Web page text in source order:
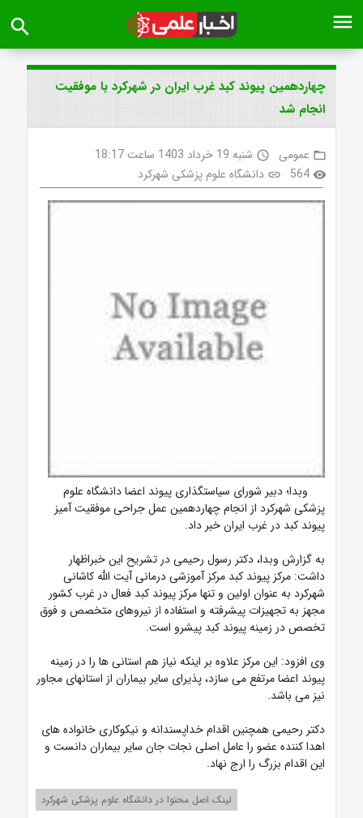
menu
search
چهاردهمین پیوند کبد غرب ایران در شهرکرد با موفقیت
انجام شد
folder_open عمومی access_time شنبه 19 خرداد 1403 ساعت 18:17
visibility
564
link دانشگاه علوم پزشکی شهرکرد
وبدا؛ دبیر شورای سیاستگذاری پیوند اعضا دانشگاه علوم
پزشکی شهرکرد از انجام چهاردهمین عمل جراحی موفقیت آمیز
پیوند کبد در غرب ایران خبر داد.
به گزارش وبدا، دکتر رسول رحیمی در تشریح این خبراظهار
داشت: مرکز پیوند کبد مرکز آموزشی درمانی آیت الله کاشانی
شهرکرد به عنوان اولین و تنها مرکز پیوند کبد فعال در غرب کشور
مجهز به تجهیزات پیشرفته و استفاده از نیروهای متخصص و فوق
تخصص در زمینه پیوند کبد پیشرو است.
وی افزود: این مرکز علاوه بر اینکه نیاز هم استانی ها را در زمینه
پیوند اعضا مرتفع می سازد، پذیرای سایر بیماران از استانهای مجاور
نیز می باشد.
دکتر رحیمی همچنین اقدام خداپسندانه و نیکوکاری خانواده های
اهدا کننده عضو را عامل اصلی نجات جان سایر بیماران دانست و
این اقدام بزرگ را ارج نهاد.
لینک اصل محتوا در دانشگاه علوم پزشکی شهرکرد